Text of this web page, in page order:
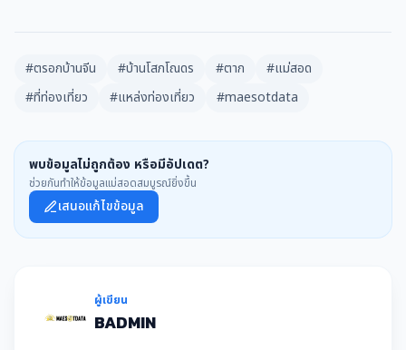
#ตรอกบ้านจีน #บ้านโสภโณดร #ตาก
#แม่สอด
#ที่ท่องเที่ยว
#แหล่งท่องเที่ยว #maesotdata
พบข้อมูลไม่ถูกต้อง หรือมีอัปเดต?
ช่วยกันทำให้ข้อมูลแม่สอดสมบูรณ์ยิ่งขึ้น
เสนอแก้ไขข้อมูล
ผู้เขียน
BADMIN